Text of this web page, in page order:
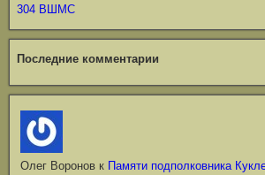
304 ВШМС
Последние комментарии
Олег Воронов к Памяти подполковника